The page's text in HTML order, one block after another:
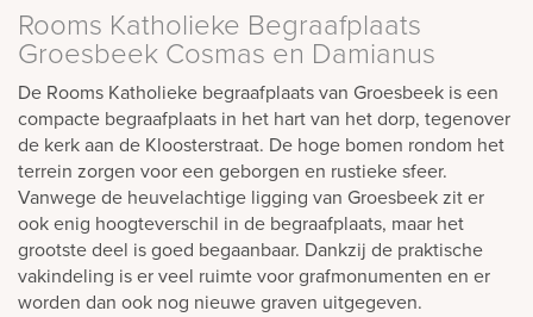
Rooms Katholieke Begraafplaats
Groesbeek Cosmas en Damianus
De Rooms Katholieke begraafplaats van Groesbeek is een
compacte begraafplaats in het hart van het dorp, tegenover
de kerk aan de Kloosterstraat. De hoge bomen rondom het
terrein zorgen voor een geborgen en rustieke sfeer.
Vanwege de heuvelachtige ligging van Groesbeek zit er
ook enig hoogteverschil in de begraafplaats, maar het
grootste deel is goed begaanbaar. Dankzij de praktische
vakindeling is er veel ruimte voor grafmonumenten en er
worden dan ook nog nieuwe graven uitgegeven.